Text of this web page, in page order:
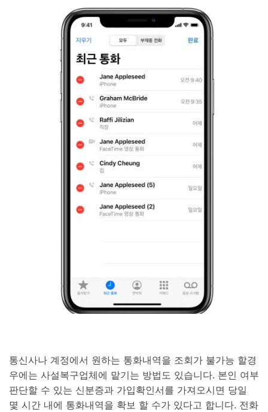
통신사나 계정에서 원하는 통화내역을 조회가 불가능 할경
우에는 사설복구업체에 맡기는 방법도 있습니다. 본인 여부
판단할 수 있는 신분증과 가입확인서를 가져오시면 당일
몇 시간 내에 통화내역을 확보 할 수가 있다고 합니다. 전화